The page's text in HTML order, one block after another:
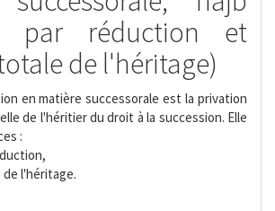
par réduction et
de l'héritage)
en matière successorale est la privation
de l'héritier du droit à la succession. Elle
:
l'héritage.